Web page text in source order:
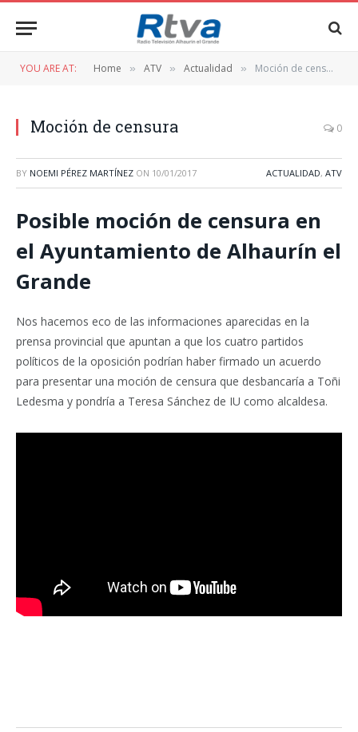
YOU ARE AT: Home » ATV » Actualidad » Moción de censura
Moción de censura 0
BY NOEMI PÉREZ MARTÍNEZ ON 10/01/2017 ACTUALIDAD, ATV
Posible moción de censura en
el Ayuntamiento de Alhaurín el
Grande
Nos hacemos eco de las informaciones aparecidas en la
prensa provincial que apuntan a que los cuatro partidos
políticos de la oposición podrían haber firmado un acuerdo
para presentar una moción de censura que desbancaría a Toñi
Ledesma y pondría a Teresa Sánchez de IU como alcaldesa.